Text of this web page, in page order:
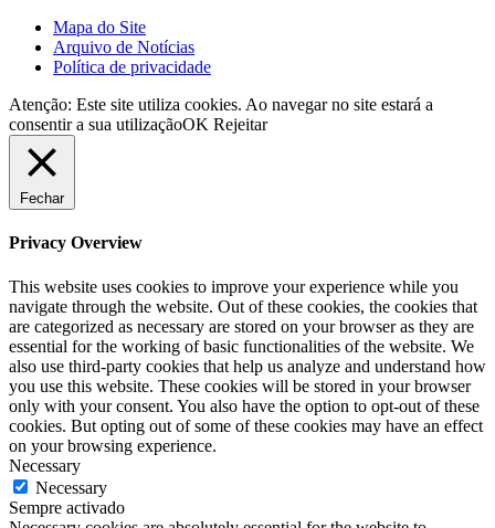
Mapa do Site
Arquivo de Notícias
Política de privacidade
Atenção: Este site utiliza cookies. Ao navegar no site estará a
consentir a sua utilizaçãoOK Rejeitar
Fechar
Privacy Overview
This website uses cookies to improve your experience while you
navigate through the website. Out of these cookies, the cookies that
are categorized as necessary are stored on your browser as they are
essential for the working of basic functionalities of the website. We
also use third-party cookies that help us analyze and understand how
you use this website. These cookies will be stored in your browser
only with your consent. You also have the option to opt-out of these
cookies. But opting out of some of these cookies may have an effect
on your browsing experience.
Necessary
Necessary
Sempre activado